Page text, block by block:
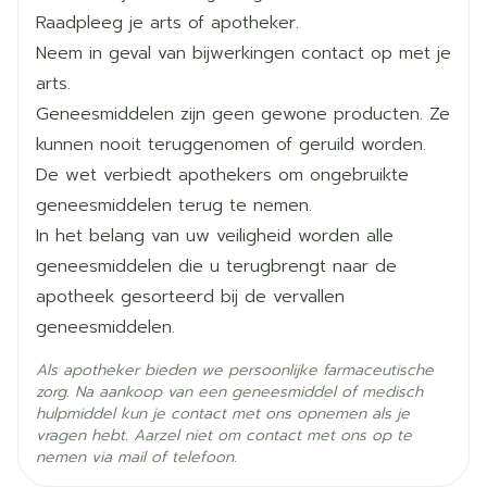
gedurende lange tijd niet op de been bent (zie
rubriek "Bloedstolsels")
als u ooit een hartinfarct of een beroerte heeft
gehad;
als u angina pectoris (een aandoening die hevige
pijn in de borstkas veroorzaakt en een eerste
teken van een hartinfarct kan zijn) of een
transient ischaemic attack (TIA, tijdelijke
symptomen van een beroerte) heeft (of ooit
gehad heeft);
als u een van de volgende ziekten heeft die uw
risico op vorming van een stolsel in de slagaders
kunnen verhogen:
ernstige suikerziekte met beschadiging van
bloedvaten
zeer hoge bloeddruk
opgehouden voor de volgende blisterverpakking
wordt gestart.
Het vergeten tablet innemen en het gebruik
normaal voortzetten
Een barrièremiddel (condoom) gebruiken
gedurende 7 dagen
De vergeten tablet innemen en het gebruik
normaal voortzetten
Geen aanvullende anticonceptie nodig als de
tabletten gedurende de vorige 7 dagen correct
(condoom)
Of innemen van het laatste vergeten tablet en
de resterende werkzame tabletten tot deze op
Diepte 22 mm
Hoeveelheid
Verpakking
3
Actieve
Ingrediënten
drospirenon, placebo
Behoud
Kamertemperatuur (15°C -
25°C)
Raadpleeg je arts of apotheker.
Neem in geval van bijwerkingen contact op met je
arts.
Geneesmiddelen zijn geen gewone producten. Ze
kunnen nooit teruggenomen of geruild worden.
De wet verbiedt apothekers om ongebruikte
geneesmiddelen terug te nemen.
In het belang van uw veiligheid worden alle
geneesmiddelen die u terugbrengt naar de
apotheek gesorteerd bij de vervallen
geneesmiddelen.
Als apotheker bieden we persoonlijke farmaceutische
zorg. Na aankoop van een geneesmiddel of medisch
hulpmiddel kun je contact met ons opnemen als je
vragen hebt. Aarzel niet om contact met ons op te
nemen via mail of telefoon.